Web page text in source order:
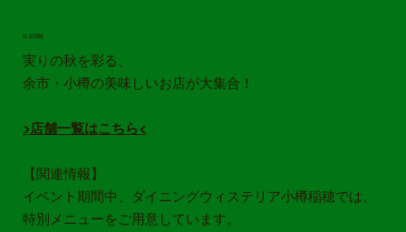
出店情報
実りの秋を彩る、
余市・小樽の美味しいお店が大集合！
▶​店舗一覧はこちら◀
【関連情報】
イベント期間中、ダイニングウィステリア小樽稲穂では、
特別メニューをご用意しています。